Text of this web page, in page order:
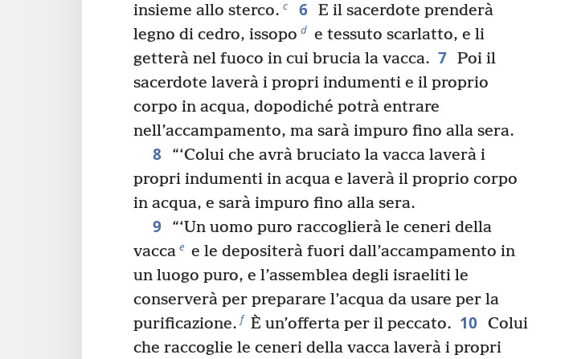
insieme allo sterco. c 6 E il sacerdote prenderà
legno di cedro, issopo d e tessuto scarlatto, e li
getterà nel fuoco in cui brucia la vacca. 7 Poi il
sacerdote laverà i propri indumenti e il proprio
corpo in acqua, dopodiché potrà entrare
nell’accampamento, ma sarà impuro fino alla sera.
8
“‘Colui che avrà bruciato la vacca laverà i
propri indumenti in acqua e laverà il proprio corpo
in acqua, e sarà impuro fino alla sera.
9
“‘Un uomo puro raccoglierà le ceneri della
vacca e e le depositerà fuori dall’accampamento in
un luogo puro, e l’assemblea degli israeliti le
conserverà per preparare l’acqua da usare per la
purificazione. f È un’offerta per il peccato. 10 Colui
che raccoglie le ceneri della vacca laverà i propri